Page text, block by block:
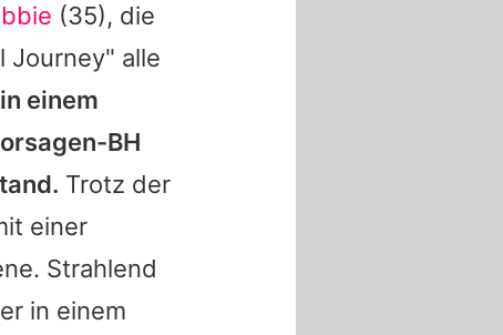
(35), die
Journey" alle
einem
BH
Trotz der
einer
Strahlend
in einem